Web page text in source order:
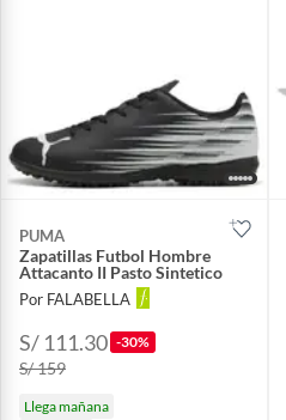
PUMA
Zapatillas Futbol Hombre
Attacanto II Pasto Sintetico
Por FALABELLA
S/ 111.30 -30%
S/ 159
Llega mañana